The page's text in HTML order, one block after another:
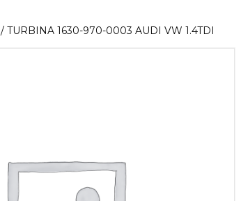
/ TURBINA 1630-970-0003 AUDI VW 1.4TDI